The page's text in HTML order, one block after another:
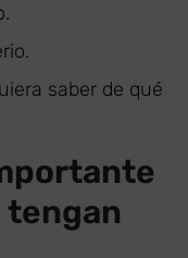
saber de qué
tengan